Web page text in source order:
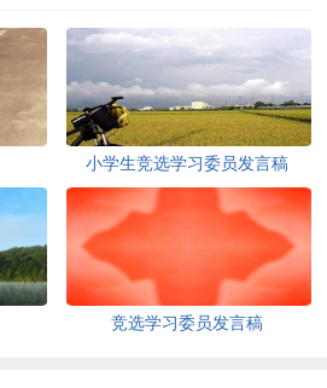
小学生竞选学习委员发言稿
竞选学习委员发言稿